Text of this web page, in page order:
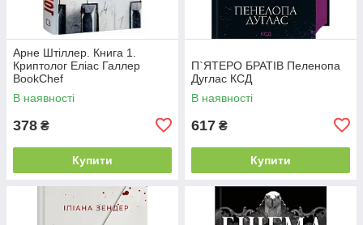
Арне Штіллер. Книга 1.
Криптолог Еліас Галлер
BookChef
В наявності
378 ₴
Купити
П`ЯТЕРО БРАТІВ Пеленопа
Дуглас КСД
В наявності
617 ₴
Купити